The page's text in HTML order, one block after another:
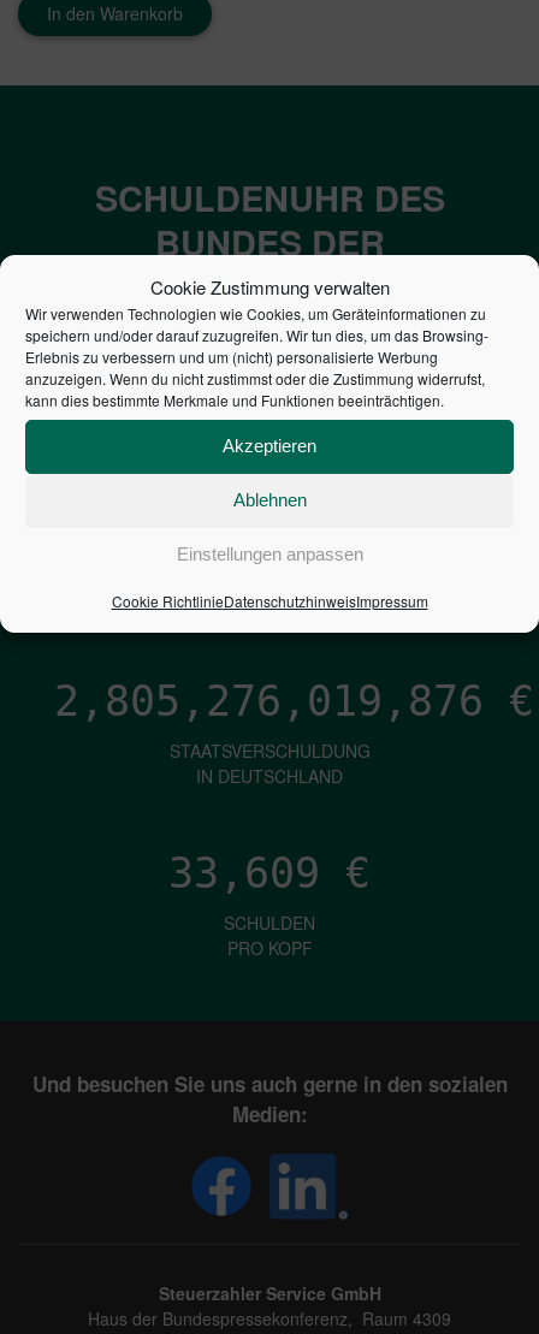
Cookie Zustimmung verwalten
Wir verwenden Technologien wie Cookies, um Geräteinformationen zu
speichern und/oder darauf zuzugreifen. Wir tun dies, um das Browsing-
Erlebnis zu verbessern und um (nicht) personalisierte Werbung
anzuzeigen. Wenn du nicht zustimmst oder die Zustimmung widerrufst,
kann dies bestimmte Merkmale und Funktionen beeinträchtigen.
Akzeptieren
Ablehnen
Einstellungen anpassen
Cookie RichtlinieDatenschutzhinweisImpressum
In den Warenkorb
SCHULDENUHR DES
BUNDES DER
STEUERZAHLER
7,052€
NEUVERSCHULDUNG
PRO SEKUNDE
2,805,276,020,722 €
STAATSVERSCHULDUNG
IN DEUTSCHLAND
33,609 €
SCHULDEN
PRO KOPF
Und besuchen Sie uns auch gerne in den sozialen
Medien:
Steuerzahler Service GmbH
Haus der Bundespressekonferenz, Raum 4309